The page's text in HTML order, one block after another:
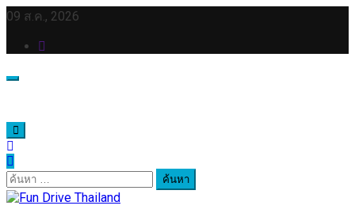
Skip
content
09 ส.ค., 2026
ค้นหา
สำหรับ: